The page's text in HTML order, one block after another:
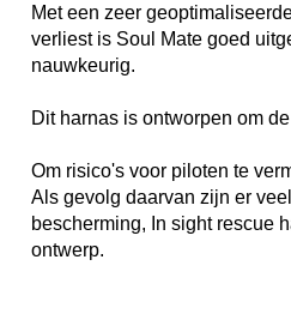
Met een zeer
verliest is Soul Mate goed
nauwkeurig.
Dit harnas is ontworpen om
Om risico's voor piloten te
Als gevolg daarvan zijn er
bescherming, In sight rescue
ontwerp.